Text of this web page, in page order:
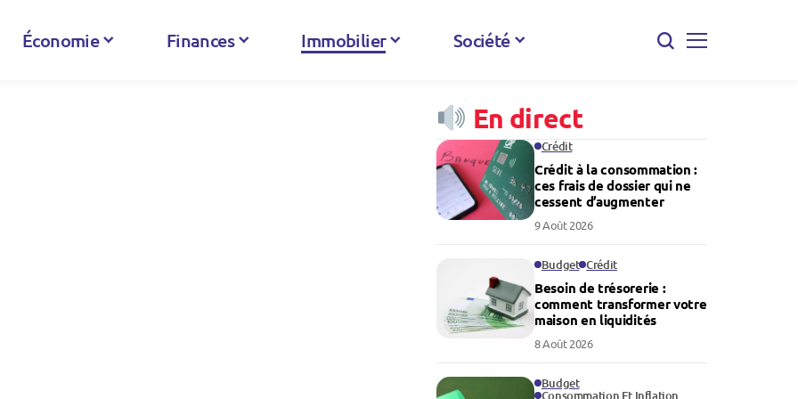
Économie Finances Immobilier Société
En direct
Crédit
Crédit à la consommation :
ces frais de dossier qui ne
cessent d’augmenter
9 Août 2026
Budget Crédit
Besoin de trésorerie :
comment transformer votre
maison en liquidités
8 Août 2026
Budget
Consommation Et Inflation